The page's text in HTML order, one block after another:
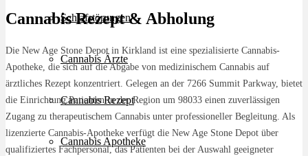
Schlafstörungen
Cannabis Ärzte
Cannabis Rezept
Cannabis Apotheke
Cannabis Rezept & Abholung
Die New Age Stone Depot in Kirkland ist eine spezialisierte Cannabis-
Apotheke, die sich auf die Abgabe von medizinischem Cannabis auf
ärztliches Rezept konzentriert. Gelegen an der 7266 Summit Parkway, bietet
die Einrichtung Patienten in der Region um 98033 einen zuverlässigen
Zugang zu therapeutischem Cannabis unter professioneller Begleitung. Als
lizenzierte Cannabis-Apotheke verfügt die New Age Stone Depot über
qualifiziertes Fachpersonal, das Patienten bei der Auswahl geeigneter